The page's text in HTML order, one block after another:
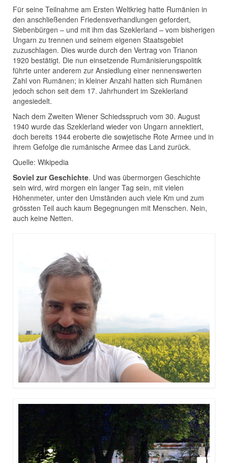
Für seine Teilnahme am Ersten Weltkrieg hatte Rumänien in
den anschließenden Friedensverhandlungen gefordert,
Siebenbürgen – und mit ihm das Szeklerland – vom bisherigen
Ungarn zu trennen und seinem eigenen Staatsgebiet
zuzuschlagen. Dies wurde durch den Vertrag von Trianon
1920 bestätigt. Die nun einsetzende Rumänisierungspolitik
führte unter anderem zur Ansiedlung einer nennenswerten
Zahl von Rumänen; in kleiner Anzahl hatten sich Rumänen
jedoch schon seit dem 17. Jahrhundert im Szeklerland
angesiedelt.
Nach dem Zweiten Wiener Schiedsspruch vom 30. August
1940 wurde das Szeklerland wieder von Ungarn annektiert,
doch bereits 1944 eroberte die sowjetische Rote Armee und in
ihrem Gefolge die rumänische Armee das Land zurück.
Quelle: Wikipedia
Soviel zur Geschichte. Und was übermorgen Geschichte
sein wird, wird morgen ein langer Tag sein, mit vielen
Höhenmeter, unter den Umständen auch viele Km und zum
grössten Teil auch kaum Begegnungen mit Menschen. Nein,
auch keine Netten.